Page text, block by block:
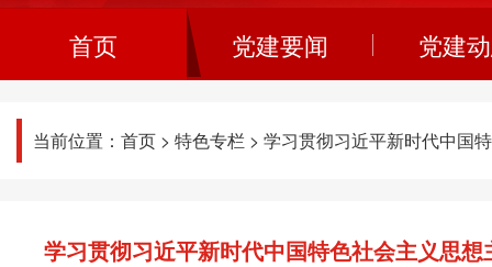
首页 党建要闻 党建
当前位置： 首页 > 特色专栏 > 学习贯彻习近平新时代中国
学习贯彻习近平新时代中国特色社会主义思想